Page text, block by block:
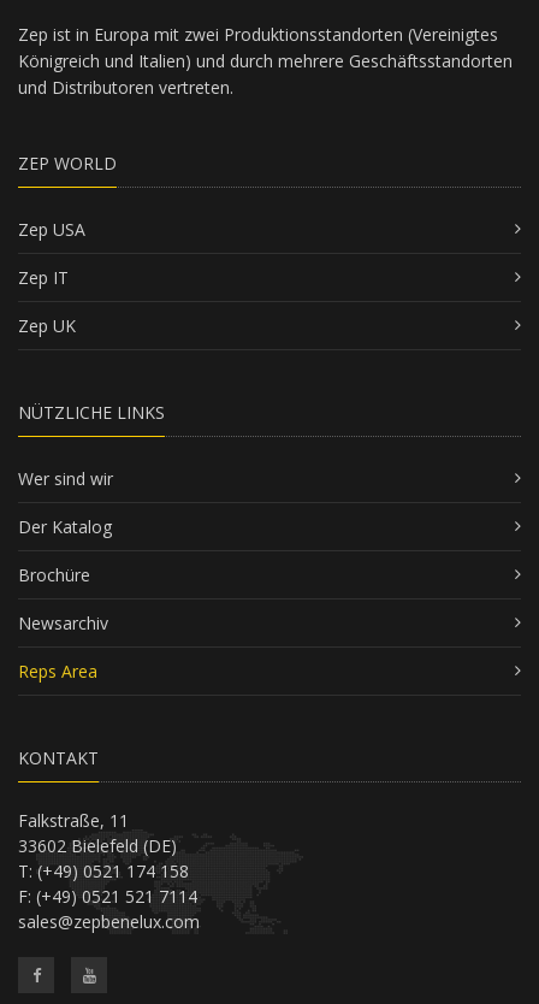
Zep ist in Europa mit zwei Produktionsstandorten (Vereinigtes
Königreich und Italien) und durch mehrere Geschäftsstandorten
und Distributoren vertreten.
ZEP WORLD
Zep USA
Zep IT
Zep UK
NÜTZLICHE LINKS
Wer sind wir
Der Katalog
Brochüre
Newsarchiv
Reps Area
KONTAKT
Falkstraße, 11
33602 Bielefeld (DE)
T: (+49) 0521 174 158
F: (+49) 0521 521 7114
sales@zepbenelux.com